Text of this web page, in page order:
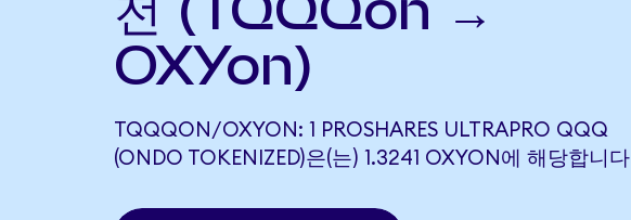
OXYon)
TQQQON/OXYON: 1 PROSHARES ULTRAPRO QQQ
(ONDO TOKENIZED)은(는) 1.3241 OXYON에 해당합니다